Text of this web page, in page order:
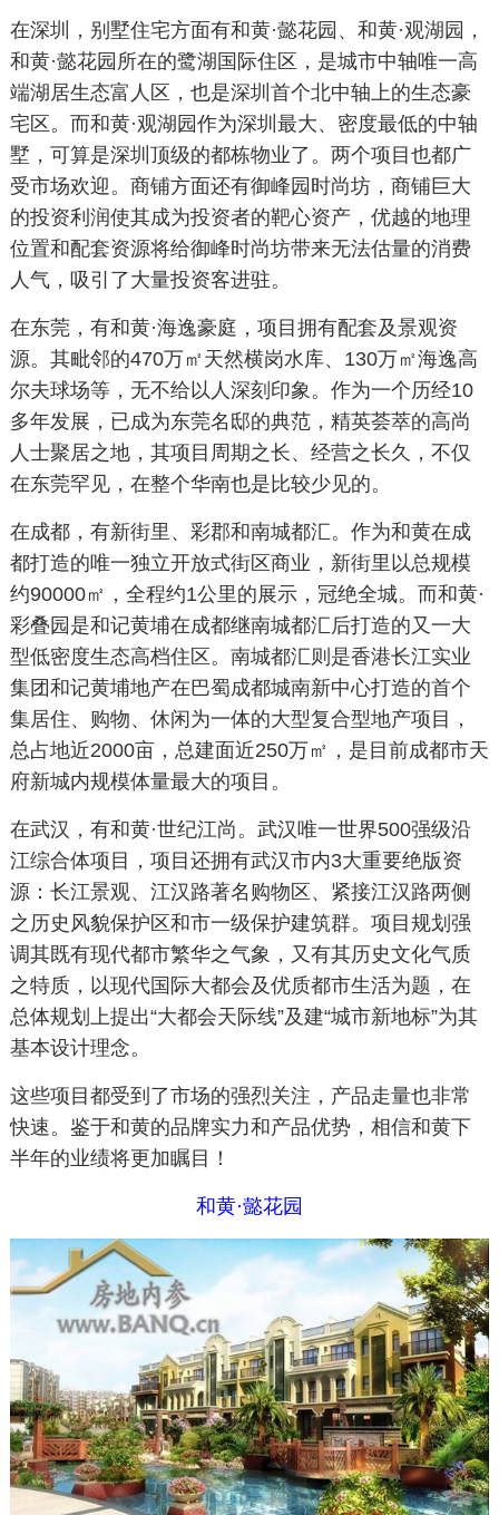
在深圳，别墅住宅方面有和黄·懿花园、和黄·观湖园，
和黄·懿花园所在的鹭湖国际住区，是城市中轴唯一高
端湖居生态富人区，也是深圳首个北中轴上的生态豪
宅区。而和黄·观湖园作为深圳最大、密度最低的中轴
墅，可算是深圳顶级的都栋物业了。两个项目也都广
受市场欢迎。商铺方面还有御峰园时尚坊，商铺巨大
的投资利润使其成为投资者的靶心资产，优越的地理
位置和配套资源将给御峰时尚坊带来无法估量的消费
人气，吸引了大量投资客进驻。
在东莞，有和黄·海逸豪庭，项目拥有配套及景观资
源。其毗邻的470万㎡天然横岗水库、130万㎡海逸高
尔夫球场等，无不给以人深刻印象。作为一个历经10
多年发展，已成为东莞名邸的典范，精英荟萃的高尚
人士聚居之地，其项目周期之长、经营之长久，不仅
在东莞罕见，在整个华南也是比较少见的。
在成都，有新街里、彩郡和南城都汇。作为和黄在成
都打造的唯一独立开放式街区商业，新街里以总规模
约90000㎡，全程约1公里的展示，冠绝全城。而和黄·
彩叠园是和记黄埔在成都继南城都汇后打造的又一大
型低密度生态高档住区。南城都汇则是香港长江实业
集团和记黄埔地产在巴蜀成都城南新中心打造的首个
集居住、购物、休闲为一体的大型复合型地产项目，
总占地近2000亩，总建面近250万㎡，是目前成都市天
府新城内规模体量最大的项目。
在武汉，有和黄·世纪江尚。武汉唯一世界500强级沿
江综合体项目，项目还拥有武汉市内3大重要绝版资
源：长江景观、江汉路著名购物区、紧接江汉路两侧
之历史风貌保护区和市一级保护建筑群。项目规划强
调其既有现代都市繁华之气象，又有其历史文化气质
之特质，以现代国际大都会及优质都市生活为题，在
总体规划上提出“大都会天际线”及建“城市新地标”为其
基本设计理念。
这些项目都受到了市场的强烈关注，产品走量也非常
快速。鉴于和黄的品牌实力和产品优势，相信和黄下
半年的业绩将更加瞩目！
和黄·懿花园